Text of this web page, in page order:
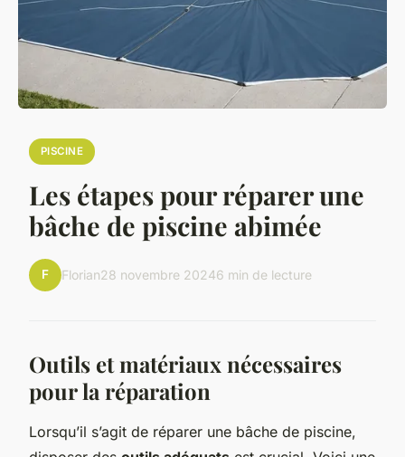
PISCINE
Les étapes pour réparer une
bâche de piscine abimée
F Florian28 novembre 20246 min de lecture
Outils et matériaux nécessaires
pour la réparation
Lorsqu’il s’agit de réparer une bâche de piscine,